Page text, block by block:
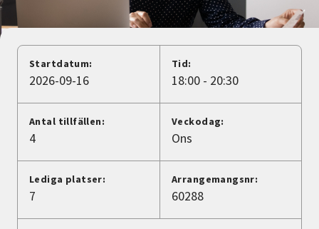
Cirkelledare
Nyheter
Avdelningar
Lyssna
Startdatum:
2026-09-16
Tid:
18:00 - 20:30
Antal tillfällen:
4
Veckodag:
Ons
Lediga platser:
7
Arrangemangsnr:
60288